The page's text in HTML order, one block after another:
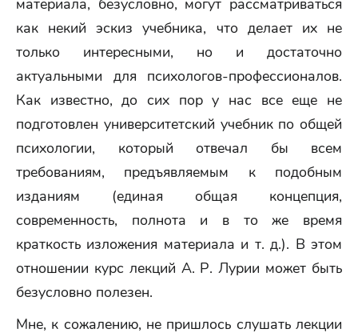
материала, безусловно, могут рассматриваться
как некий эскиз учебника, что делает их не
только интересными, но и достаточно
актуальными для психологов-профессионалов.
Как известно, до сих пор у нас все еще не
подготовлен университетский учебник по общей
психологии, который отвечал бы всем
требованиям, предъявляемым к подобным
изданиям (единая общая концепция,
современность, полнота и в то же время
краткость изложения материала и т. д.). В этом
отношении курс лекций А. Р. Лурии может быть
безусловно полезен.
Мне, к сожалению, не пришлось слушать лекции